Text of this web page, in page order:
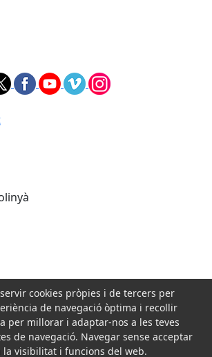
de:
cookies pròpies i de tercers per
de navegació òptima i recollir
per millorar i adaptar-nos a les teves
de navegació. Navegar sense acceptar
la visibilitat i funcions del web.